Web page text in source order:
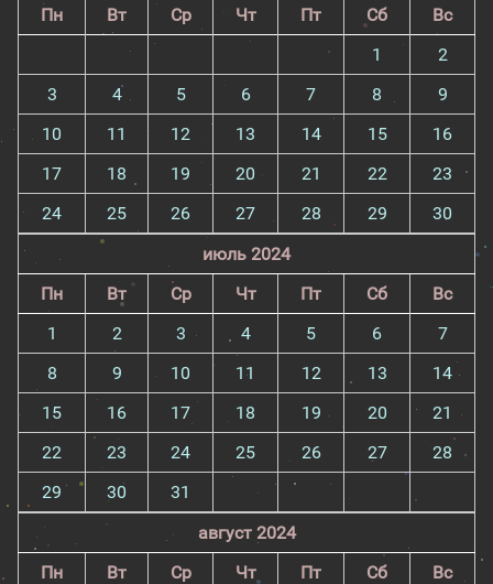
Пн
Вт Ср Чт Пт Сб
Вс
1
2
3
4 5 6 7 8
9
10
11 12 13 14 15
16
17
18 19 20 21 22
23
24
25 26 27 28 29
30
июль 2024
Пн
Вт Ср Чт Пт Сб
Вс
1
2 3 4 5 6
7
8
9 10 11 12 13
14
15
16 17 18 19 20
21
22
23 24 25 26 27
28
29
30
31
август 2024
Пн
Вт Ср Чт Пт Сб
Вс